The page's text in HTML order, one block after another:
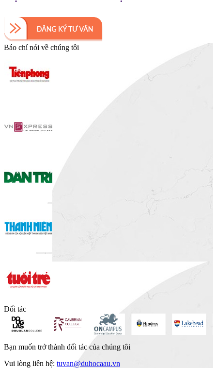
Báo chí nói về chúng tôi
Đối tác
Bạn muốn trở thành đối tác của chúng tôi
Vui lòng liên hệ: tuvan@duhocaau.vn